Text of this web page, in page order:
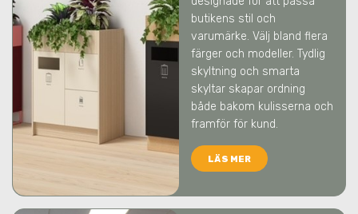
butikens stil och
varumärke. Välj bland flera
färger och modeller. Tydlig
skyltning och smarta
skyltar skapar ordning
både bakom kulisserna och
framför för kund.
LÄS MER